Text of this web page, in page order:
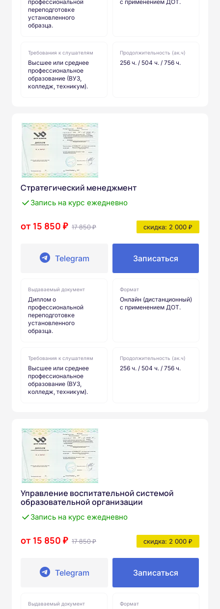
профессиональной
переподготовке
установленного
образца.
с применением ДОТ.
Требования к слушателям
Высшее или среднее
профессиональное
образование (ВУЗ,
колледж, техникум).
Продолжительность (ак.ч)
256 ч. / 504 ч. / 756 ч.
Стратегический менеджмент
Запись на курс ежедневно
от 15 850 ₽ 17 850 ₽ скидка: 2 000 ₽
Telegram Записаться
Выдаваемый документ
Диплом о
профессиональной
переподготовке
установленного
образца.
Формат
Онлайн (дистанционный)
с применением ДОТ.
Требования к слушателям
Высшее или среднее
профессиональное
образование (ВУЗ,
колледж, техникум).
Продолжительность (ак.ч)
256 ч. / 504 ч. / 756 ч.
Управление воспитательной системой
образовательной организации
Запись на курс ежедневно
от 15 850 ₽ 17 850 ₽ скидка: 2 000 ₽
Telegram Записаться
Выдаваемый документ Формат